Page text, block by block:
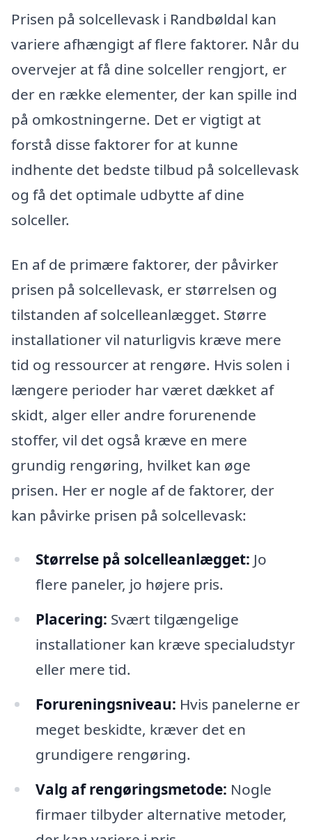
Prisen på solcellevask i Randbøldal kan
variere afhængigt af flere faktorer. Når du
overvejer at få dine solceller rengjort, er
der en række elementer, der kan spille ind
på omkostningerne. Det er vigtigt at
forstå disse faktorer for at kunne
indhente det bedste tilbud på solcellevask
og få det optimale udbytte af dine
solceller.
En af de primære faktorer, der påvirker
prisen på solcellevask, er størrelsen og
tilstanden af solcelleanlægget. Større
installationer vil naturligvis kræve mere
tid og ressourcer at rengøre. Hvis solen i
længere perioder har været dækket af
skidt, alger eller andre forurenende
stoffer, vil det også kræve en mere
grundig rengøring, hvilket kan øge
prisen. Her er nogle af de faktorer, der
kan påvirke prisen på solcellevask:
Størrelse på solcelleanlægget: Jo
flere paneler, jo højere pris.
Placering: Svært tilgængelige
installationer kan kræve specialudstyr
eller mere tid.
Forureningsniveau: Hvis panelerne er
meget beskidte, kræver det en
grundigere rengøring.
Valg af rengøringsmetode: Nogle
firmaer tilbyder alternative metoder,